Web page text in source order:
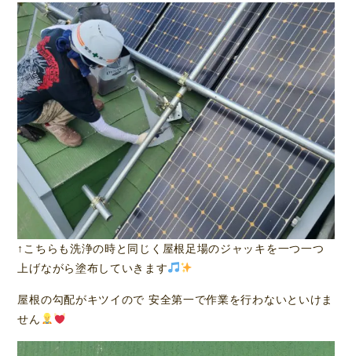
↑こちらも洗浄の時と同じく屋根足場のジャッキを一つ一つ
上げながら塗布していきます
屋根の勾配がキツイので 安全第一で作業を行わないといけま
せん